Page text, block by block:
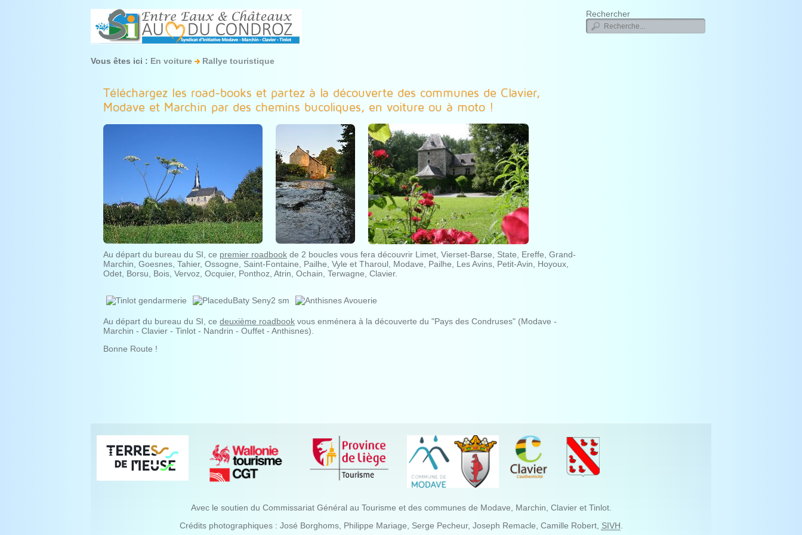
Rechercher
Vous êtes ici : En voiture Rallye touristique
Téléchargez les road-books et partez à la découverte des communes de Clavier,
Modave et Marchin par des chemins bucoliques, en voiture ou à moto !
Au départ du bureau du SI, ce premier roadbook de 2 boucles vous fera découvrir Limet, Vierset-Barse, State, Ereffe, Grand-
Marchin, Goesnes, Tahier, Ossogne, Saint-Fontaine, Pailhe, Vyle et Tharoul, Modave, Pailhe, Les Avins, Petit-Avin, Hoyoux,
Odet, Borsu, Bois, Vervoz, Ocquier, Ponthoz, Atrin, Ochain, Terwagne, Clavier.
Au départ du bureau du SI, ce deuxième roadbook vous enménera à la découverte du "Pays des Condruses" (Modave -
Marchin - Clavier - Tinlot - Nandrin - Ouffet - Anthisnes).
Bonne Route !
Avec le soutien du Commissariat Général au Tourisme et des communes de Modave, Marchin, Clavier et Tinlot.
Crédits photographiques : José Borghoms, Philippe Mariage, Serge Pecheur, Joseph Remacle, Camille Robert, SIVH.